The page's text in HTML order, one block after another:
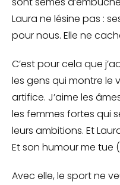
Laura ne lésine pas :
pour nous. Elle ne
C’est pour cela que
les gens qui montre le
artifice. J’aime les
les femmes fortes qui
leurs ambitions. Et
Et son humour me tue
Avec elle, le sport ne